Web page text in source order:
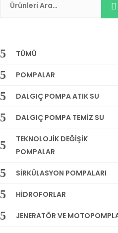
TÜMÜ
POMPALAR
DALGIÇ POMPA ATIK SU
DALGIÇ POMPA TEMİZ SU
TEKNOLOJİK DEĞİŞİK
POMPALAR
SİRKÜLASYON POMPALARI
HİDROFORLAR
JENERATÖR VE